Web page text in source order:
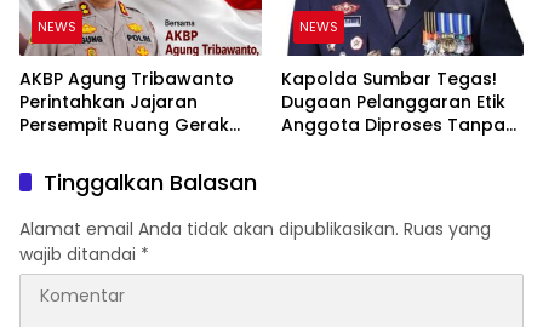
NEWS
AKBP Agung Tribawanto
Perintahkan Jajaran
Persempit Ruang Gerak
Pasaman Barat
NEWS
Kapolda Sumbar Tegas!
Dugaan Pelanggaran Etik
Anggota Diproses Tanpa
Tinggalkan Balasan
Alamat email Anda tidak akan dipublikasikan. Ruas yang
wajib ditandai *